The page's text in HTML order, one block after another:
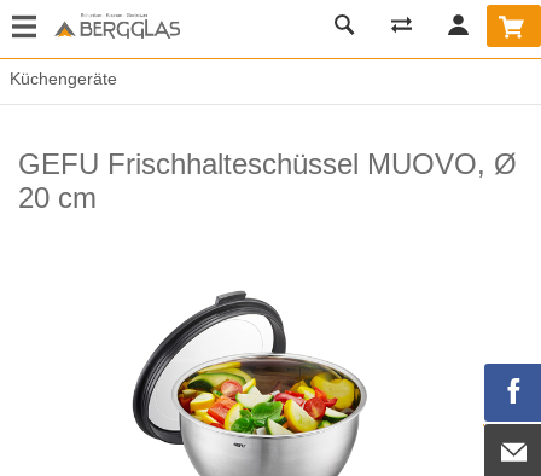
Küchengeräte
GEFU Frischhalteschüssel MUOVO, Ø
20 cm